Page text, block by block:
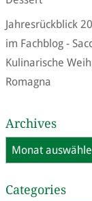
Jahresrückblick
im Fachblog -
Kulinarische
Romagna
Archives
Archives
Categories